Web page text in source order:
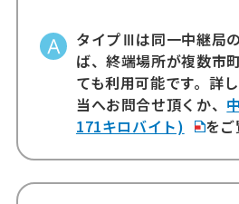
タイプⅢは同一中継局
ば、終端場所が複数市
ても利用可能です。詳
当へお問合せ頂くか、
171キロバイト)
をご